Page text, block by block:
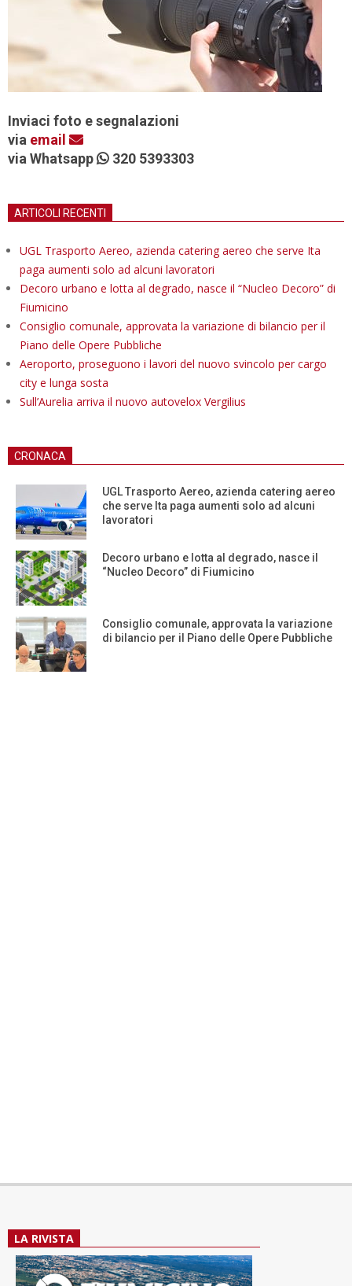
Inviaci foto e segnalazioni
via email
via Whatsapp
320 5393303
ARTICOLI RECENTI
UGL Trasporto Aereo, azienda catering aereo che serve Ita
paga aumenti solo ad alcuni lavoratori
Decoro urbano e lotta al degrado, nasce il “Nucleo Decoro” di
Fiumicino
Consiglio comunale, approvata la variazione di bilancio per il
Piano delle Opere Pubbliche
Aeroporto, proseguono i lavori del nuovo svincolo per cargo
city e lunga sosta
Sull’Aurelia arriva il nuovo autovelox Vergilius
CRONACA
UGL Trasporto Aereo, azienda catering aereo
che serve Ita paga aumenti solo ad alcuni
lavoratori
Decoro urbano e lotta al degrado, nasce il
“Nucleo Decoro” di Fiumicino
Consiglio comunale, approvata la variazione
di bilancio per il Piano delle Opere Pubbliche
LA RIVISTA